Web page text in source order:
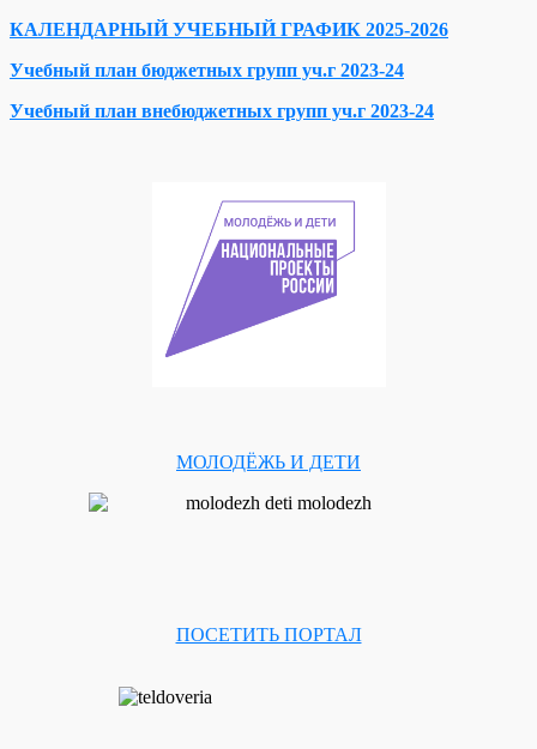
КАЛЕНДАРНЫЙ УЧЕБНЫЙ ГРАФИК 2025-2026
Учебный план бюджетных групп уч.г 2023-24
Учебный план внебюджетных групп уч.г 2023-24
МОЛОДЁЖЬ И ДЕТИ
ПОСЕТИТЬ ПОРТАЛ